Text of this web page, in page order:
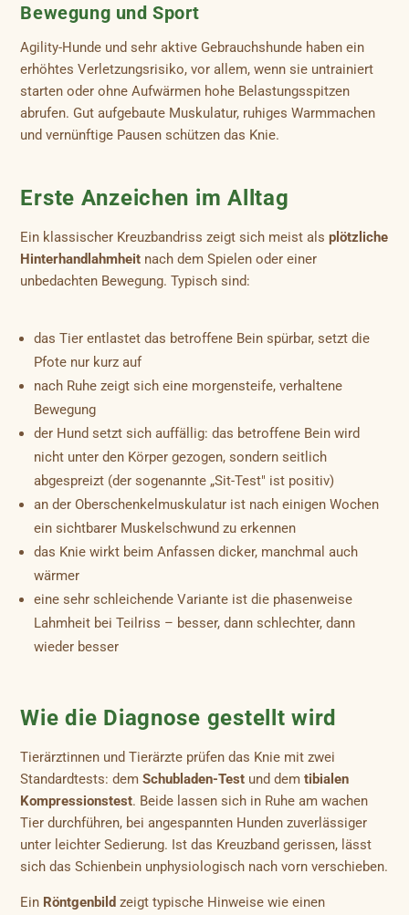
Bewegung und Sport
Agility-Hunde und sehr aktive Gebrauchshunde haben ein
erhöhtes Verletzungsrisiko, vor allem, wenn sie untrainiert
starten oder ohne Aufwärmen hohe Belastungsspitzen
abrufen. Gut aufgebaute Muskulatur, ruhiges Warmmachen
und vernünftige Pausen schützen das Knie.
Erste Anzeichen im Alltag
Ein klassischer Kreuzbandriss zeigt sich meist alsplötzliche
Hinterhandlahmheit nach dem Spielen oder einer
unbedachten Bewegung. Typisch sind:
das Tier entlastet das betroffene Bein spürbar, setzt die
Pfote nur kurz auf
nach Ruhe zeigt sich eine morgensteife, verhaltene
Bewegung
der Hund setzt sich auffällig: das betroffene Bein wird
nicht unter den Körper gezogen, sondern seitlich
abgespreizt (der sogenannte „Sit-Test" ist positiv)
an der Oberschenkelmuskulatur ist nach einigen Wochen
ein sichtbarer Muskelschwund zu erkennen
das Knie wirkt beim Anfassen dicker, manchmal auch
wärmer
eine sehr schleichende Variante ist die phasenweise
Lahmheit bei Teilriss – besser, dann schlechter, dann
wieder besser
Wie die Diagnose gestellt wird
Tierärztinnen und Tierärzte prüfen das Knie mit zwei
Standardtests: demSchubladen-Test und demtibialen
Kompressionstest. Beide lassen sich in Ruhe am wachen
Tier durchführen, bei angespannten Hunden zuverlässiger
unter leichter Sedierung. Ist das Kreuzband gerissen, lässt
sich das Schienbein unphysiologisch nach vorn verschieben.
Ein Röntgenbild zeigt typische Hinweise wie einen